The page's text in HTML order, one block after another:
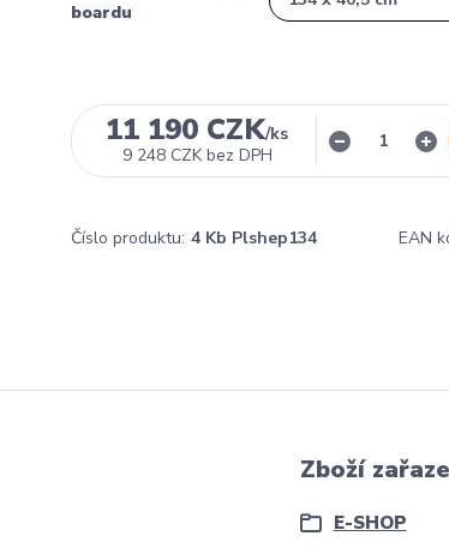
boardu
11 190 CZK/ks
9 248 CZK bez DPH
Číslo produktu: 4 Kb Plshep134 EAN
Zboží
E-SHOP